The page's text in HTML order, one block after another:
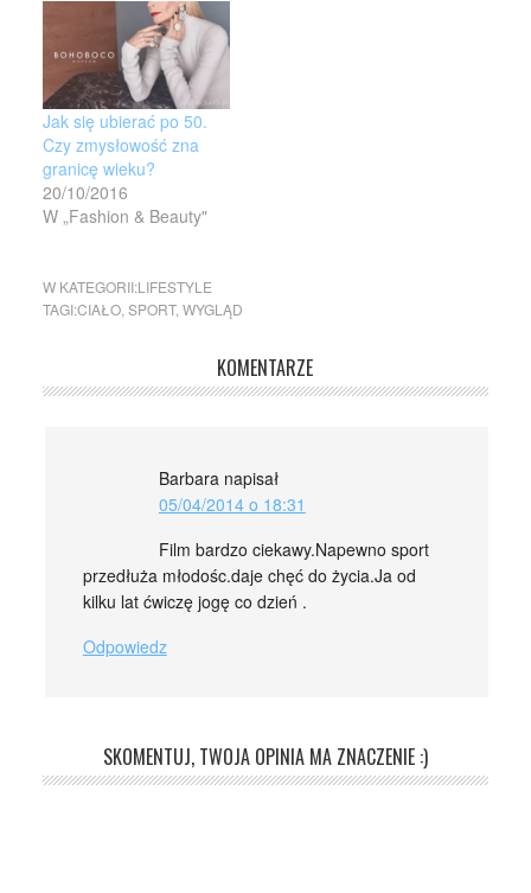
Jak się ubierać po 50.
Czy zmysłowość zna
granicę wieku?
20/10/2016
W „Fashion & Beauty"
W KATEGORII:LIFESTYLE
TAGI:CIAŁO, SPORT, WYGLĄD
KOMENTARZE
Barbara napisał
05/04/2014 o 18:31
Film bardzo ciekawy.Napewno sport
przedłuża młodośc.daje chęć do życia.Ja od
kilku lat ćwiczę jogę co dzień .
Odpowiedz
SKOMENTUJ, TWOJA OPINIA MA ZNACZENIE :)